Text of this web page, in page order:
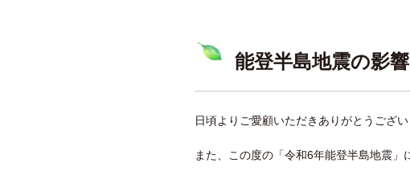
能登半島地震の影
日頃よりご愛顧いただきありがとうござい
また、この度の「令和6年能登半島地震」